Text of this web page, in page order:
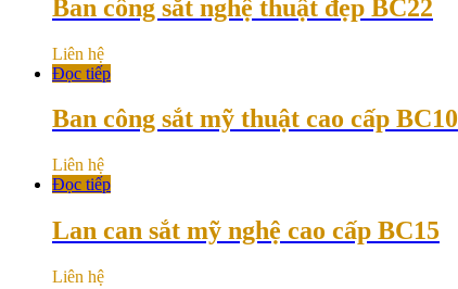
Ban công sắt nghệ thuật đẹp BC22
Liên hệ
Đọc tiếp
Ban công sắt mỹ thuật cao cấp BC10
Liên hệ
Đọc tiếp
Lan can sắt mỹ nghệ cao cấp BC15
Liên hệ